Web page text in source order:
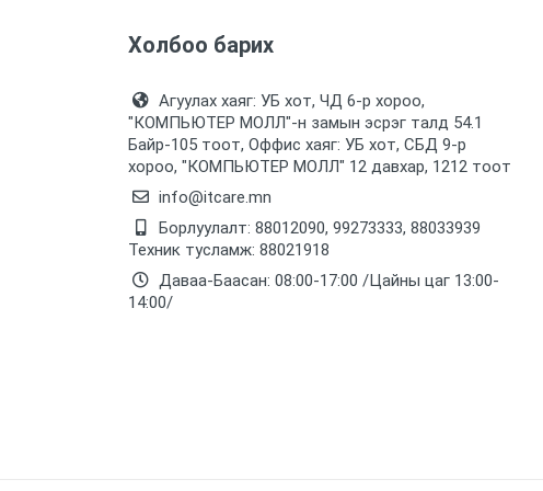
Холбоо барих
Агуулах хаяг: УБ хот, ЧД 6-р хороо,
"КОМПЬЮТЕР МОЛЛ᠌"-н замын эсрэг талд 54.1
Байр-105 тоот, Оффис хаяг: УБ хот, СБД 9-р
хороо, "КОМПЬЮТЕР МОЛЛ᠌" 12 давхар, 1212 тоот
info@itcare.mn
Борлуулалт: 88012090, 99273333, 88033939
Техник тусламж: 88021918
Даваа-Баасан: 08:00-17:00 /Цайны цаг 13:00-
14:00/